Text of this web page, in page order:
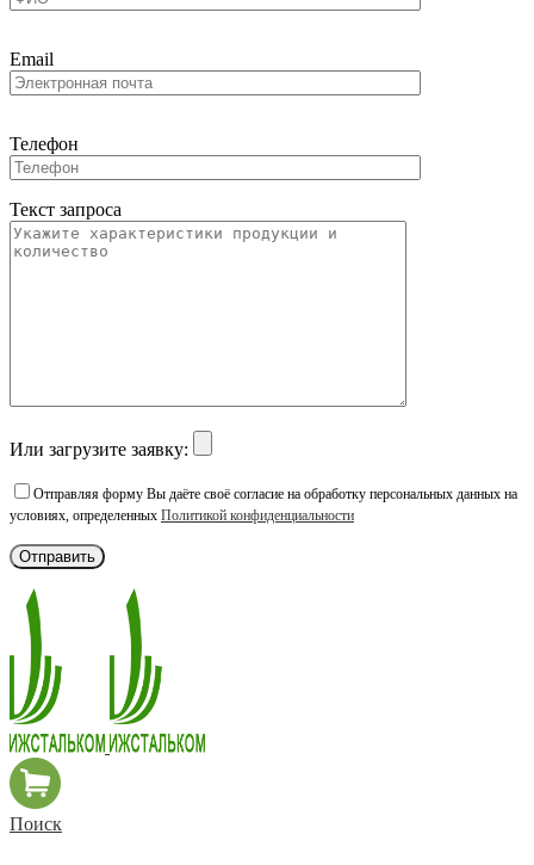
Email
Телефон
Текст запроса
Или загрузите заявку:
Отправляя форму Вы даёте своё согласие на обработку персональных данных на
условиях, определенных Политикой конфиденциальности
Поиск